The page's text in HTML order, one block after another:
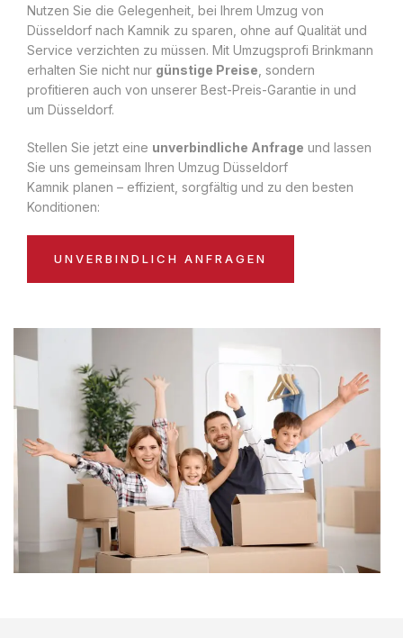
Nutzen Sie die Gelegenheit, bei Ihrem Umzug von
Düsseldorf nach Kamnik zu sparen, ohne auf Qualität und
Service verzichten zu müssen. Mit Umzugsprofi Brinkmann
erhalten Sie nicht nur günstige Preise , sondern
profitieren auch von unserer Best-Preis-Garantie in und
um Düsseldorf.
Stellen Sie jetzt eine unverbindliche Anfrage und lassen
Sie uns gemeinsam Ihren Umzug Düsseldorf
Kamnik planen – effizient, sorgfältig und zu den besten
Konditionen:
UNVERBINDLICH ANFRAGEN